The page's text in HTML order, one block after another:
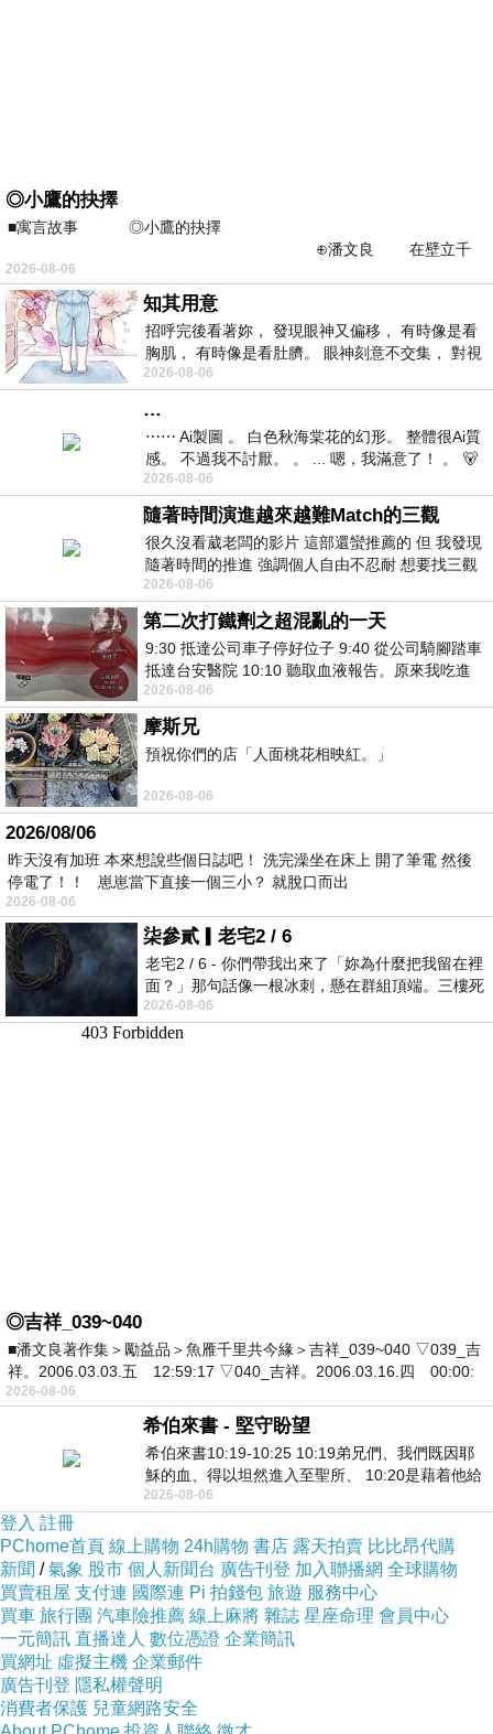
◎小鷹的抉擇
■寓言故事 ◎小鷹的抉擇
⊕潘文良 在壁立千
仞的懸崖上，有一座遮天蔽
2026-08-06
知其用意
招呼完後看著妳， 發現眼神又偏移， 有時像是看
胸肌， 有時像是看肚臍。 眼神刻意不交集， 對視
視線不對齊， 讓我很難不
2026-08-06
…
⋯⋯ Ai製圖 。 白色秋海棠花的幻形。 整體很Ai質
感。 不過我不討厭。 。 ... 嗯，我滿意了！ 。 🐻
昨中
2026-08-06
隨著時間演進越來越難Match的三觀
很久沒看葳老闆的影片 這部還蠻推薦的 但 我發現
隨著時間的推進 強調個人自由不忍耐 想要找三觀
接近的不要說對象 連朋友都超
2026-08-06
第二次打鐵劑之超混亂的一天
9:30 抵達公司車子停好位子 9:40 從公司騎腳踏車
抵達台安醫院 10:10 聽取血液報告。原來我吃進
去的 B12 彌可保並非沒有吸收而是超
2026-08-06
摩斯兄
預祝你們的店「人面桃花相映紅。」
2026-08-06
2026/08/06
昨天沒有加班 本來想說些個日誌吧！ 洗完澡坐在床上 開了筆電 然後
停電了！！ 崽崽當下直接一個三小？ 就脫口而出
2026-08-06
柒參貳▎老宅2 / 6
老宅2 / 6 - 你們帶我出來了「妳為什麼把我留在裡
面？」那句話像一根冰刺，懸在群組頂端。三樓死
死盯著照片裡的人。那個人確實站在
2026-08-06
◎吉祥_039~040
■潘文良著作集＞勵益品＞魚雁千里共今緣＞吉祥_039~040 ▽039_吉
祥。2006.03.03.五 12:59:17 ▽040_吉祥。2006.03.16.四 00:00:
2026-08-06
希伯來書 - 堅守盼望
希伯來書10:19-10:25 10:19弟兄們、我們既因耶
穌的血、得以坦然進入至聖所、 10:20是藉着他給
我們開了一條又新又活的路從幔子經過
2026-08-06
登入 註冊
PChome首頁 線上購物 24h購物 書店 露天拍賣 比比昂代購
新聞 /氣象 股市 個人新聞台 廣告刊登 加入聯播網 全球購物
買賣租屋 支付連 國際連 Pi 拍錢包 旅遊 服務中心
買車 旅行團 汽車險推薦 線上麻將 雜誌 星座命理 會員中心
一元簡訊 直播達人 數位憑證 企業簡訊
買網址 虛擬主機 企業郵件
廣告刊登 隱私權聲明
消費者保護 兒童網路安全